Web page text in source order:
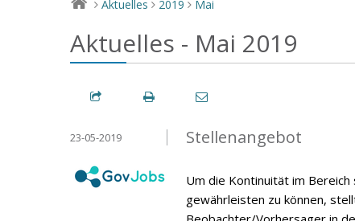
> Aktuelles > 2019 > Mai
Aktuelles - Mai 2019
Stellenangebot
23-05-2019
Um die Kontinuität im
gewährleisten zu können,